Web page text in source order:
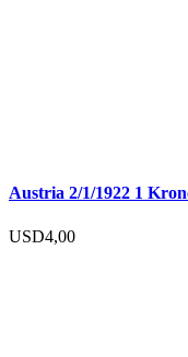
Austria 2/1/1922 1
USD4,00